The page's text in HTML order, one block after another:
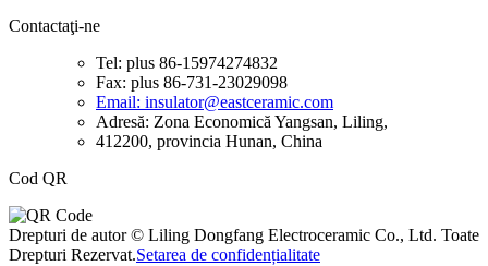
Contactaţi-ne
Tel: plus 86-15974274832
Fax: plus 86-731-23029098
Email: insulator@eastceramic.com
Adresă: Zona Economică Yangsan, Liling,
412200, provincia Hunan, China
Cod QR
Drepturi de autor © Liling Dongfang Electroceramic Co., Ltd. Toate
Drepturi Rezervat.Setarea de confidențialitate